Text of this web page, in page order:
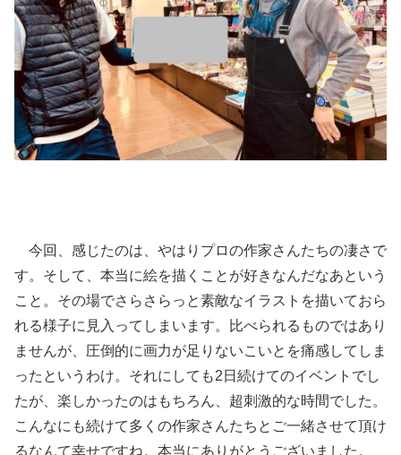
今回、感じたのは、やはりプロの作家さんたちの凄さで
す。そして、本当に絵を描くことが好きなんだなあという
こと。その場でさらさらっと素敵なイラストを描いておら
れる様子に見入ってしまいます。比べられるものではあり
ませんが、圧倒的に画力が足りないこいとを痛感してしま
ったというわけ。それにしても2日続けてのイベントでし
たが、楽しかったのはもちろん、超刺激的な時間でした。
こんなにも続けて多くの作家さんたちとご一緒させて頂け
るなんて幸せですね。本当にありがとうございました。